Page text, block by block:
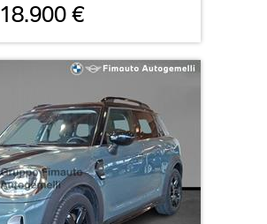
18.900 €